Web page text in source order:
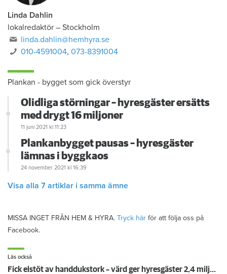
Linda Dahlin
lokalredaktör – Stockholm
linda.dahlin@hemhyra.se
010-4591004,073-8391004
Plankan - bygget som gick överstyr
Olidliga störningar – hyresgäster ersätts
med drygt 16 miljoner
11 juni 2021 kl 11:23
Plankanbygget pausas – hyresgäster
lämnas i byggkaos
24 november 2021 kl 16:39
Visa alla 7 artiklar i samma ämne
MISSA INGET FRÅN HEM & HYRA. Tryck här för att följa oss på
Facebook.
Läs också
Fick elstöt av handdukstork – värd ger hyresgäster 2,4 miljoner i kompensation för brister